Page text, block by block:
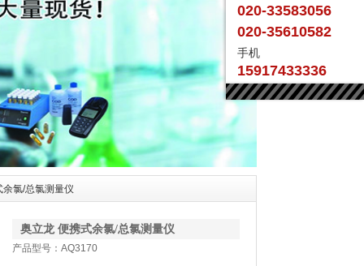
氯/总氯测量仪
奥立龙 便携式余氯/总氯测量仪
产品型号：AQ3170
020-33583056
020-35610582
手机
15917433336